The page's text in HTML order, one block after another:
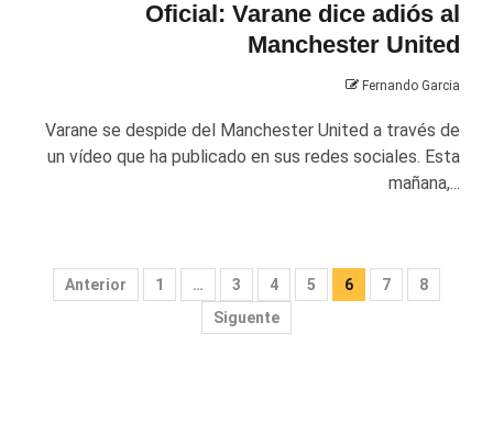
Oficial: Varane dice adiós al
Manchester United
Fernando Garcia
Varane se despide del Manchester United a través de
un vídeo que ha publicado en sus redes sociales. Esta
mañana,...
Paginación
Anterior 1 … 3 4 5 6 7
8
Siguente